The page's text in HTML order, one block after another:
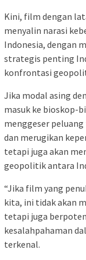
Kini, film dengan
menyalin narasi
Indonesia, dengan
strategis penting
konfrontasi
Jika modal asing
masuk ke bioskop-
menggeser
dan merugikan
tetapi juga akan
geopolitik antara
“Jika film yang
kita, ini tidak akan
tetapi juga
kesalahpahaman
terkenal.